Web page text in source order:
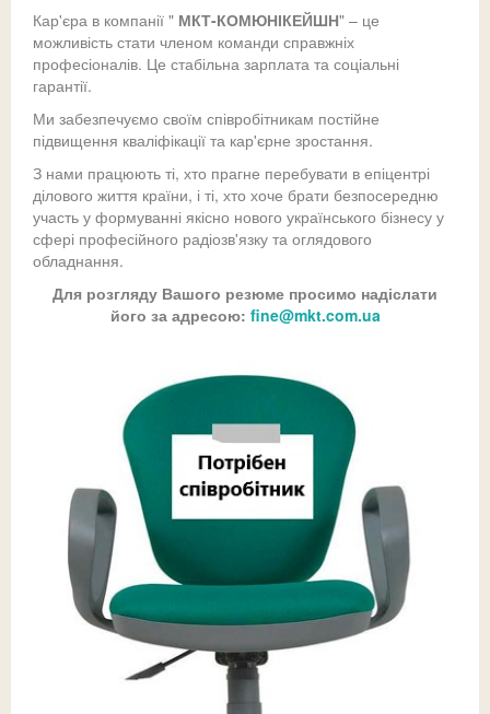
Додатки TETRA
Стандарт DMR
Металодетектори
Рентгенотелевізійні інтроскопи
Scanna
Інше обладнання для догляду
Аксесуари обладнання для догляду
Грунтові металодетектори
Iндустріальні металодетектори
Фармацевтичні металодетектори
Харчові металодетектори
Для армії
Mesh-радіомережі
Сервісний центр
Ремонт радіостанцій
Ремонт металодетектора
Ремонт рентгенотелевізійного інтроскопу
Камуфляж
Маскувальні сітки
Снайперські костюми
Маскувальні парасолі
Монтаж
Для армії
для правоохоронних органів
Частотний консалтинг
Приклади реалізованих проектів
DMR
Статті
Рішення:
ATEX
Прикладні рішення:
Підземний радіозв'язок
Сучасний радіозв'язок для нафтогазової галузі
Компанія
Інформація:
Наші розробки
Фотогалерея
Партнери:
Радіозв'язок
Догляд
Допомога:
COMPANY'S PROFILE
Написати нам
Про нас
Кар'єра в компанії " МКТ-КОМЮНІКЕЙШН" – це
можливість стати членом команди справжніх
професіоналів. Це стабільна зарплата та соціальні
гарантії.
Ми забезпечуємо своїм співробітникам постійне
підвищення кваліфікації та кар'єрне зростання.
З нами працюють ті, хто прагне перебувати в епіцентрі
ділового життя країни, і ті, хто хоче брати безпосередню
участь у формуванні якісно нового українського бізнесу у
сфері професійного радіозв'язку та оглядового
обладнання.
Для розгляду Вашого резюме просимо надіслати
його за адресою: fine@mkt.com.ua